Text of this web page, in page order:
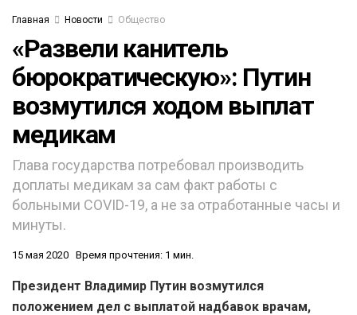
Главная Новости Общество
«Развели канитель
бюрократическую»: Путин
возмутился ходом выплат
медикам
Глава государства потребовал производить
доплаты медикам за сам факт работы с
больными COVID-19, а не за отработанные часы и
минуты.
15 мая 2020 Время прочтения: 1 мин.
Президент Владимир Путин возмутился
положением дел с выплатой надбавок врачам,